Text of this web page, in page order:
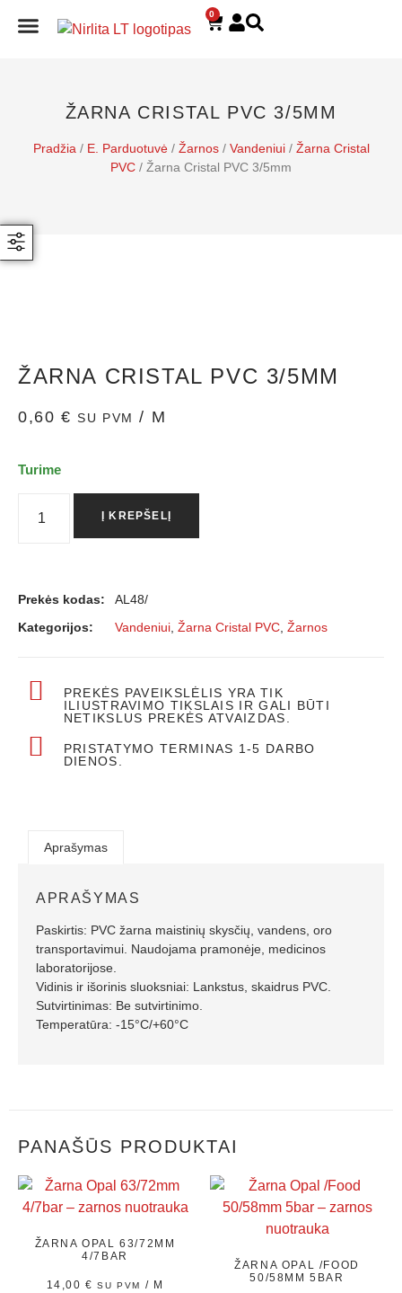
0
ŽARNA CRISTAL PVC 3/5MM
Pradžia / E. Parduotuvė/ Žarnos/ Vandeniui/ Žarna Cristal
PVC / Žarna Cristal PVC 3/5mm
ŽARNA CRISTAL PVC 3/5MM
0,60 € SU PVM / M
Turime
Į KREPŠELĮ
Prekės kodas:
AL48/
Kategorijos:
Vandeniui Žarna Cristal PVC Žarnos
PREKĖS PAVEIKSLĖLIS YRA TIK
ILIUSTRAVIMO TIKSLAIS IR GALI BŪTI
NETIKSLUS PREKĖS ATVAIZDAS.
PRISTATYMO TERMINAS 1-5 DARBO
DIENOS.
Aprašymas
APRAŠYMAS
Paskirtis: PVC žarna maistinių skysčių, vandens, oro
transportavimui. Naudojama pramonėje, medicinos
laboratorijose.
Vidinis ir išorinis sluoksniai: Lankstus, skaidrus PVC.
Sutvirtinimas: Be sutvirtinimo.
Temperatūra: -15°C/+60°C
PANAŠŪS PRODUKTAI
ŽARNA OPAL 63/72MM
4/7BAR
14,00€ SU PVM / M
ŽARNA OPAL /FOOD
50/58MM 5BAR